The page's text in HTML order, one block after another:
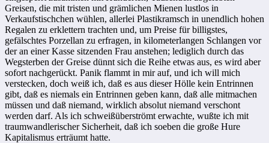
Greisen, die mit tristen und grämlichen Mienen lustlos in
Verkaufstischchen wühlen, allerlei Plastikramsch in unendlich hohen
Regalen zu erklettern trachten und, um Preise für billigstes,
gefälschtes Porzellan zu erfragen, in kilometerlangen Schlangen vor
der an einer Kasse sitzenden Frau anstehen; lediglich durch das
Wegsterben der Greise dünnt sich die Reihe etwas aus, es wird aber
sofort nachgerückt. Panik flammt in mir auf, und ich will mich
verstecken, doch weiß ich, daß es aus dieser Hölle kein Entrinnen
gibt, daß es niemals ein Entrinnen geben kann, daß alle mitmachen
müssen und daß niemand, wirklich absolut niemand verschont
werden darf. Als ich schweißüberströmt erwachte, wußte ich mit
traumwandlerischer Sicherheit, daß ich soeben die große Hure
Kapitalismus erträumt hatte.